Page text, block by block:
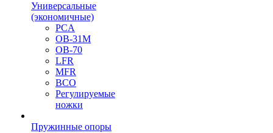
Универсальные
(экономичные)
PCA
ОВ-31М
OB-70
LFR
MFR
ВСО
Регулируемые
ножки
Пружинные опоры